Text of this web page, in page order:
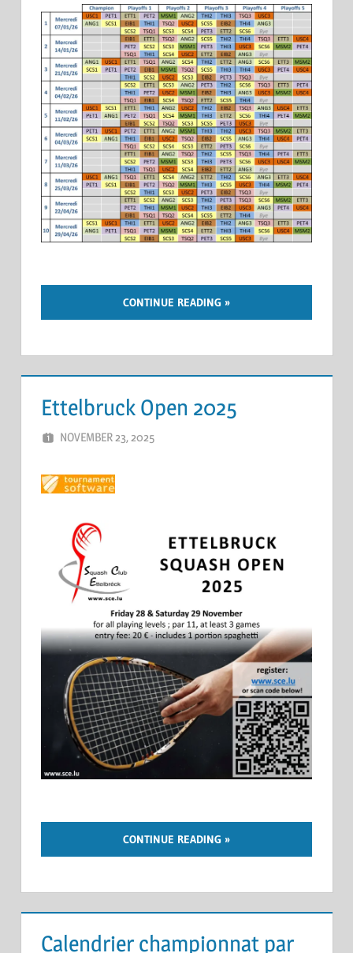
CONTINUE READING
Ettelbruck Open 2025
NOVEMBER 23, 2025
CONTINUE READING
Calendrier championnat par